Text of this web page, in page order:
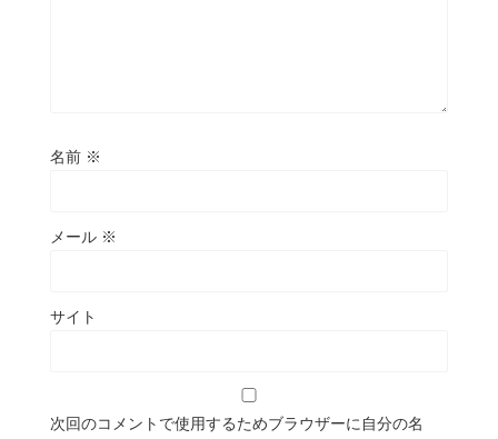
名前 ※
メール ※
サイト
次回のコメントで使用するためブラウザーに自分の名